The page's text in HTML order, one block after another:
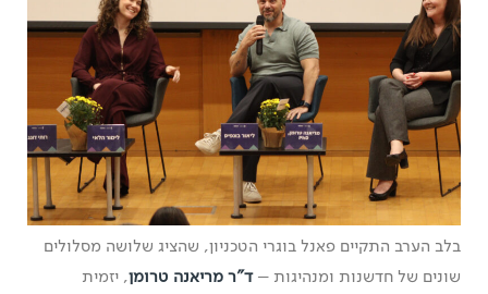
בלב הערב התקיים פאנל בוגרי הטכניון, שהציג שלושה מסלולים
שונים של חדשנות ומנהיגות –ד"ר מריאנה טרומן, יזמית